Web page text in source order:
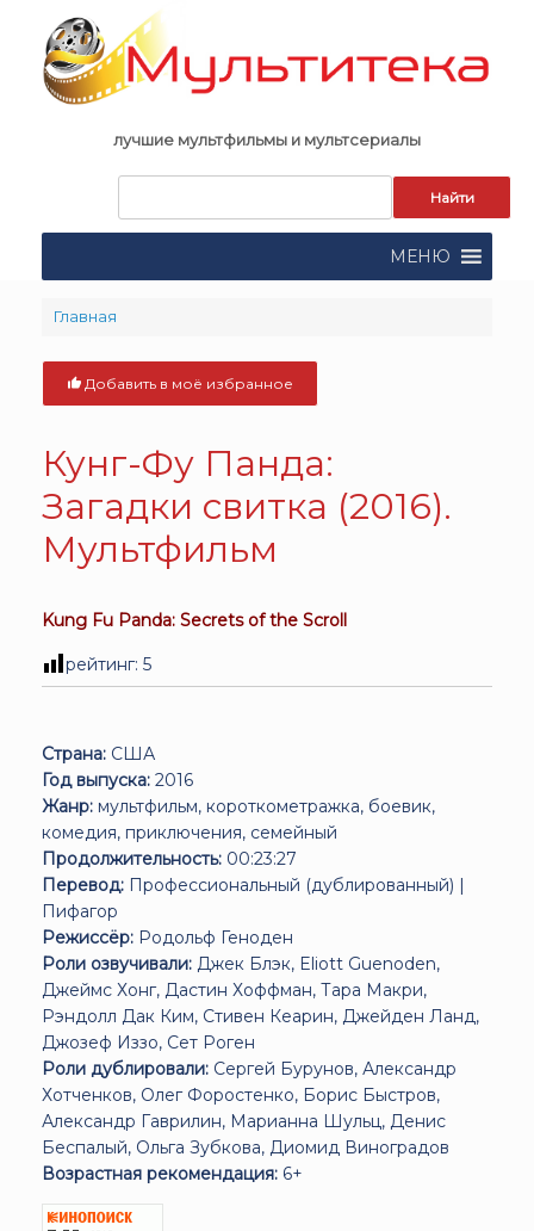
content
лучшие мультфильмы и мультсериалы
поиска:
МЕНЮ
Главная
Добавить в моё избранное
Кунг-Фу Панда:
Загадки свитка (2016).
Мультфильм
Kung Fu Panda: Secrets of the Scroll
рейтинг: 5
Страна: США
Год выпуска: 2016
Жанр: мультфильм, короткометражка, боевик,
комедия, приключения, семейный
Продолжительность: 00:23:27
Перевод: Профессиональный (дублированный) |
Пифагор
Режиссёр: Родольф Геноден
Роли озвучивали: Джек Блэк, Eliott Guenoden,
Джеймс Хонг, Дастин Хоффман, Тара Макри,
Рэндолл Дак Ким, Стивен Кеарин, Джейден Ланд,
Джозеф Иззо, Сет Роген
Роли дублировали: Сергей Бурунов, Александр
Хотченков, Олег Форостенко, Борис Быстров,
Александр Гаврилин, Марианна Шульц, Денис
Беспалый, Ольга Зубкова, Диомид Виноградов
Возрастная рекомендация: 6+